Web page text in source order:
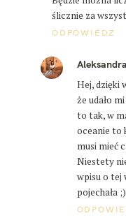
ślicznie za
ODPOWIEDZ
Aleksandra
Hej, dzięki
że udało
to tak, w
oceanie to
musi mieć
Niestety
wpisu o tej
pojechała